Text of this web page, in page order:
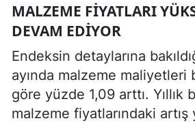
MALZEME FIYATLARI
DEVAM EDIYOR
Endeksin detaylarına
ayında malzeme maliyetleri
göre yüzde 1,09 arttı. Yıllık
malzeme fiyatlarındaki artış